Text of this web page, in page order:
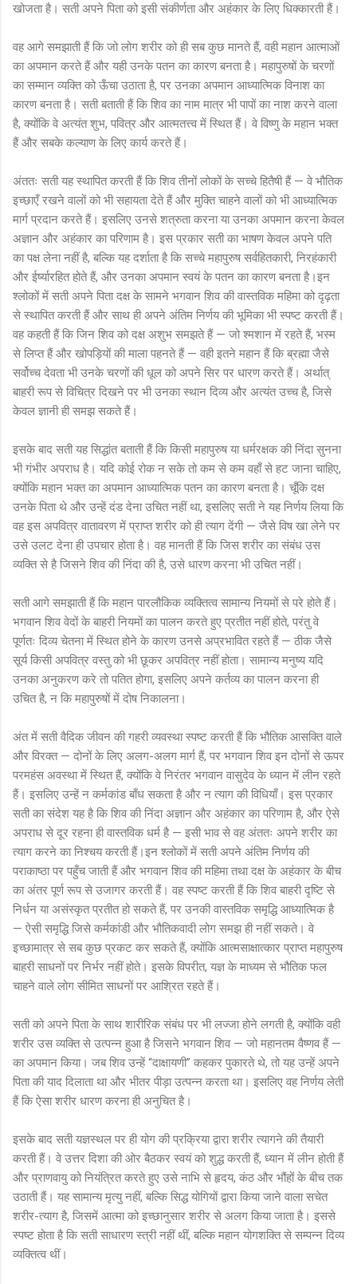
खोजता है। सती अपने पिता को इसी संकीर्णता और अहंकार के लिए धिक्कारती हैं।
वह आगे समझाती हैं कि जो लोग शरीर को ही सब कुछ मानते हैं, वही महान आत्माओं
का अपमान करते हैं और यही उनके पतन का कारण बनता है। महापुरुषों के चरणों
का सम्मान व्यक्ति को ऊँचा उठाता है, पर उनका अपमान आध्यात्मिक विनाश का
कारण बनता है। सती बताती हैं कि शिव का नाम मात्र भी पापों का नाश करने वाला
है, क्योंकि वे अत्यंत शुभ, पवित्र और आत्मतत्त्व में स्थित हैं। वे विष्णु के महान भक्त
हैं और सबके कल्याण के लिए कार्य करते हैं।
अंततः सती यह स्थापित करती हैं कि शिव तीनों लोकों के सच्चे हितैषी हैं — वे भौतिक
इच्छाएँ रखने वालों को भी सहायता देते हैं और मुक्ति चाहने वालों को भी आध्यात्मिक
मार्ग प्रदान करते हैं। इसलिए उनसे शत्रुता करना या उनका अपमान करना केवल
अज्ञान और अहंकार का परिणाम है। इस प्रकार सती का भाषण केवल अपने पति
का पक्ष लेना नहीं है, बल्कि यह दर्शाता है कि सच्चे महापुरुष सर्वहितकारी, निरहंकारी
और ईर्ष्यारहित होते हैं, और उनका अपमान स्वयं के पतन का कारण बनता है।इन
श्लोकों में सती अपने पिता दक्ष के सामने भगवान शिव की वास्तविक महिमा को दृढ़ता
से स्थापित करती हैं और साथ ही अपने अंतिम निर्णय की भूमिका भी स्पष्ट करती हैं।
वह कहती हैं कि जिन शिव को दक्ष अशुभ समझते हैं — जो श्मशान में रहते हैं, भस्म
से लिप्त हैं और खोपड़ियों की माला पहनते हैं — वही इतने महान हैं कि ब्रह्मा जैसे
सर्वोच्च देवता भी उनके चरणों की धूल को अपने सिर पर धारण करते हैं। अर्थात्
बाहरी रूप से विचित्र दिखने पर भी उनका स्थान दिव्य और अत्यंत उच्च है, जिसे
केवल ज्ञानी ही समझ सकते हैं।
इसके बाद सती यह सिद्धांत बताती हैं कि किसी महापुरुष या धर्मरक्षक की निंदा सुनना
भी गंभीर अपराध है। यदि कोई रोक न सके तो कम से कम वहाँ से हट जाना चाहिए,
क्योंकि महान भक्त का अपमान आध्यात्मिक पतन का कारण बनता है। चूँकि दक्ष
उनके पिता थे और उन्हें दंड देना उचित नहीं था, इसलिए सती ने यह निर्णय लिया कि
वह इस अपवित्र वातावरण में प्राप्त शरीर को ही त्याग देंगी — जैसे विष खा लेने पर
उसे उलट देना ही उपचार होता है। वह मानती हैं कि जिस शरीर का संबंध उस
व्यक्ति से है जिसने शिव की निंदा की है, उसे धारण करना भी उचित नहीं।
सती आगे समझाती हैं कि महान पारलौकिक व्यक्तित्व सामान्य नियमों से परे होते हैं।
भगवान शिव वेदों के बाहरी नियमों का पालन करते हुए प्रतीत नहीं होते, परंतु वे
पूर्णतः दिव्य चेतना में स्थित होने के कारण उनसे अप्रभावित रहते हैं — ठीक जैसे
सूर्य किसी अपवित्र वस्तु को भी छूकर अपवित्र नहीं होता। सामान्य मनुष्य यदि
उनका अनुकरण करे तो पतित होगा, इसलिए अपने कर्तव्य का पालन करना ही
उचित है, न कि महापुरुषों में दोष निकालना।
अंत में सती वैदिक जीवन की गहरी व्यवस्था स्पष्ट करती हैं कि भौतिक आसक्ति वाले
और विरक्त — दोनों के लिए अलग-अलग मार्ग हैं, पर भगवान शिव इन दोनों से ऊपर
परमहंस अवस्था में स्थित हैं, क्योंकि वे निरंतर भगवान वासुदेव के ध्यान में लीन रहते
हैं। इसलिए उन्हें न कर्मकांड बाँध सकता है और न त्याग की विधियाँ। इस प्रकार
सती का संदेश यह है कि शिव की निंदा अज्ञान और अहंकार का परिणाम है, और ऐसे
अपराध से दूर रहना ही वास्तविक धर्म है — इसी भाव से वह अंततः अपने शरीर का
त्याग करने का निश्चय करती हैं।इन श्लोकों में सती अपने अंतिम निर्णय की
पराकाष्ठा पर पहुँच जाती हैं और भगवान शिव की महिमा तथा दक्ष के अहंकार के बीच
का अंतर पूर्ण रूप से उजागर करती हैं। वह स्पष्ट करती हैं कि शिव बाहरी दृष्टि से
निर्धन या असंस्कृत प्रतीत हो सकते हैं, पर उनकी वास्तविक समृद्धि आध्यात्मिक है
— ऐसी समृद्धि जिसे कर्मकांडी और भौतिकवादी लोग समझ ही नहीं सकते। वे
इच्छामात्र से सब कुछ प्रकट कर सकते हैं, क्योंकि आत्मसाक्षात्कार प्राप्त महापुरुष
बाहरी साधनों पर निर्भर नहीं होते। इसके विपरीत, यज्ञ के माध्यम से भौतिक फल
चाहने वाले लोग सीमित साधनों पर आश्रित रहते हैं।
सती को अपने पिता के साथ शारीरिक संबंध पर भी लज्जा होने लगती है, क्योंकि वही
शरीर उस व्यक्ति से उत्पन्न हुआ है जिसने भगवान शिव — जो महानतम वैष्णव हैं —
का अपमान किया। जब शिव उन्हें “दाक्षायणी” कहकर पुकारते थे, तो यह उन्हें अपने
पिता की याद दिलाता था और भीतर पीड़ा उत्पन्न करता था। इसलिए वह निर्णय लेती
हैं कि ऐसा शरीर धारण करना ही अनुचित है।
इसके बाद सती यज्ञस्थल पर ही योग की प्रक्रिया द्वारा शरीर त्यागने की तैयारी
करती हैं। वे उत्तर दिशा की ओर बैठकर स्वयं को शुद्ध करती हैं, ध्यान में लीन होती हैं
और प्राणवायु को नियंत्रित करते हुए उसे नाभि से हृदय, कंठ और भौंहों के बीच तक
उठाती हैं। यह सामान्य मृत्यु नहीं, बल्कि सिद्ध योगियों द्वारा किया जाने वाला सचेत
शरीर-त्याग है, जिसमें आत्मा को इच्छानुसार शरीर से अलग किया जाता है। इससे
स्पष्ट होता है कि सती साधारण स्त्री नहीं थीं, बल्कि महान योगशक्ति से सम्पन्न दिव्य
व्यक्तित्व थीं।